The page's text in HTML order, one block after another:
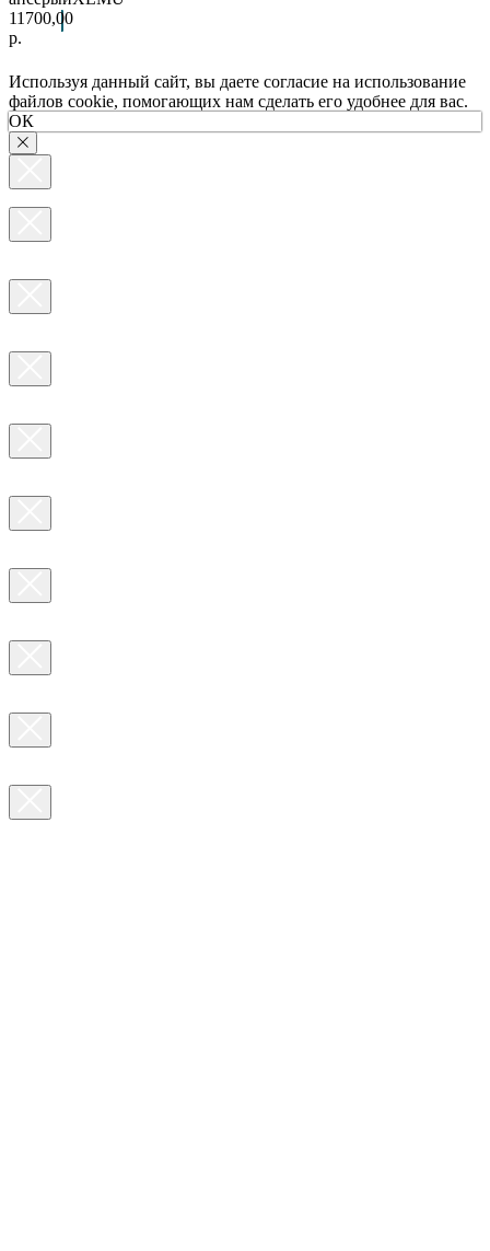
11700,00
р.
Используя данный сайт, вы даете согласие на использование
файлов cookie, помогающих нам сделать его удобнее для вас.
ОК